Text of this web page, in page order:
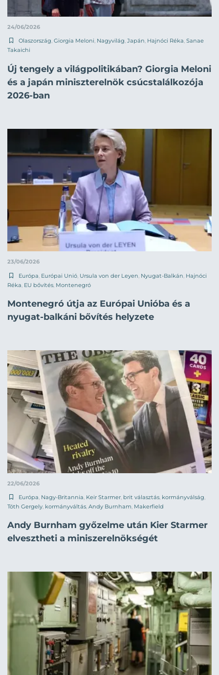
24/06/2026
Olaszország, Giorgia Meloni, Nagyvilág, Japán, Hajnóci Réka, Sanae
Takaichi
Új tengely a világpolitikában? Giorgia Meloni
és a japán miniszterelnök csúcstalálkozója
2026-ban
23/06/2026
Európa Európai Unió Ursula von der Leyen Nyugat-Balkán Hajnóci
Réka EU bővítés Montenegró
Montenegró útja az Európai Unióba és a
nyugat-balkáni bővítés helyzete
22/06/2026
Európa Nagy-Britannia Keir Starmer brit választás kormányválság
Tóth Gergely kormányváltás Andy Burnham Makerfield
Andy Burnham győzelme után Kier Starmer
elvesztheti a miniszerelnökségét